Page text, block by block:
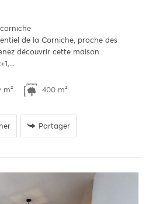
de la Corniche, proche des
découvrir cette maison
m² 400 m²
Partager